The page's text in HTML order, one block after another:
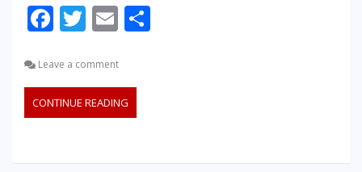
Facebook
Twitter
Email
Leave a comment
CONTINUE READING